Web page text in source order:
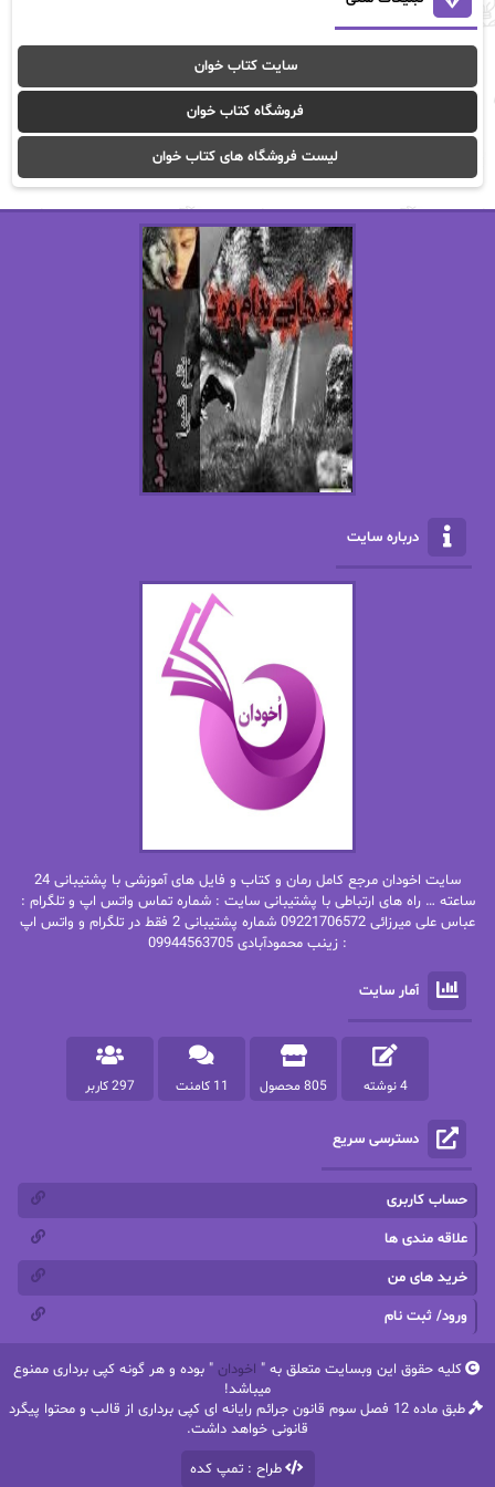
آوا موسوی آیدا (Aixi)
آیدا باقری آیسان صادقی
ا_اصغر زاده ا_اصغرزاده
اریک مورگنشترن از نیلوفر لاری
استل مسکم
اصغر زاده
اکرم محمدی
الف صاد
الکساندر دوما
الناز پاکپور‌
الناز محمدی
امیر فرهی
باران
بهار سلطانی
بهاره شیرازی
بهاره.م
بیتا فرخی
پاتریشیا ویلسون پرتو فرهمند
پرستو اسحقی
پرستو مهاجر
پرهام رسولی
پروانه قدیمی پروانه محمدی
پریسا شکور(طوفان خاموش)
پنلوپه وارد
تاران
ترنم.25
ثمین سرابی جان فاولز
جرج.آر.آر.مارتین
جوجومویز
سایت کتاب خوان
فروشگاه کتاب خوان
لیست فروشگاه های کتاب خوان
درباره سایت
سایت اخودان مرجع کامل رمان و کتاب و فایل های آموزشی با پشتیبانی 24
ساعته … راه های ارتباطی با پشتیبانی سایت : شماره تماس واتس اپ و تلگرام :
عباس علی میرزائی 09221706572 شماره پشتیبانی 2 فقط در تلگرام و واتس اپ
: زینب محمودآبادی 09944563705
آمار سایت
4 نوشته 805 محصول 11 کامنت 297 کاربر
دسترسی سریع
حساب کاربری
علاقه مندی ها
خرید های من
ورود/ ثبت نام
کلیه حقوق این وبسایت متعلق به " اخودان " بوده و هر گونه کپی برداری ممنوع
میباشد!
طبق ماده 12 فصل سوم قانون جرائم رایانه ای کپی برداری از قالب و محتوا پیگرد
قانونی خواهد داشت.
طراح : تمپ کده